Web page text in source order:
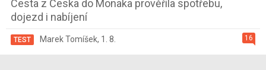
Cesta z Česka do Monaka prověřila spotřebu,
dojezd i nabíjení
16
TEST Marek Tomíšek, 1. 8.